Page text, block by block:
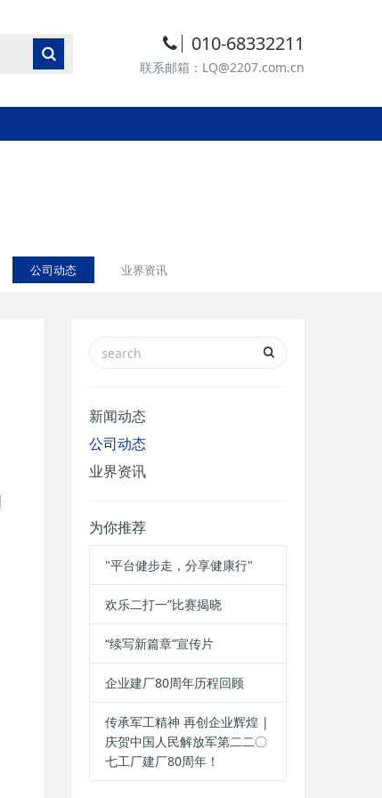
010-68332211
联系邮箱：LQ@2207.com.cn
公司动态 业界资讯
新闻动态
公司动态
业界资讯
为你推荐
"平台健步走，分享健康行"
欢乐二打一”比赛揭晓
“续写新篇章”宣传片
企业建厂80周年历程回顾
传承军工精神 再创企业辉煌 |
庆贺中国人民解放军第二二〇
七工厂建厂80周年！